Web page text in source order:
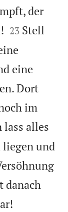
der


23 Stell
eine
Dort
im
lass alles
liegen und
danach